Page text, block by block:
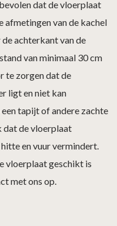
dat de vloerplaat
afmetingen van de kachel
achterkant van de
van minimaal 30 cm
te zorgen dat de
ligt en niet kan
tapijt of andere zachte
dat de vloerplaat
en vuur vermindert.
vloerplaat geschikt is
met ons op.